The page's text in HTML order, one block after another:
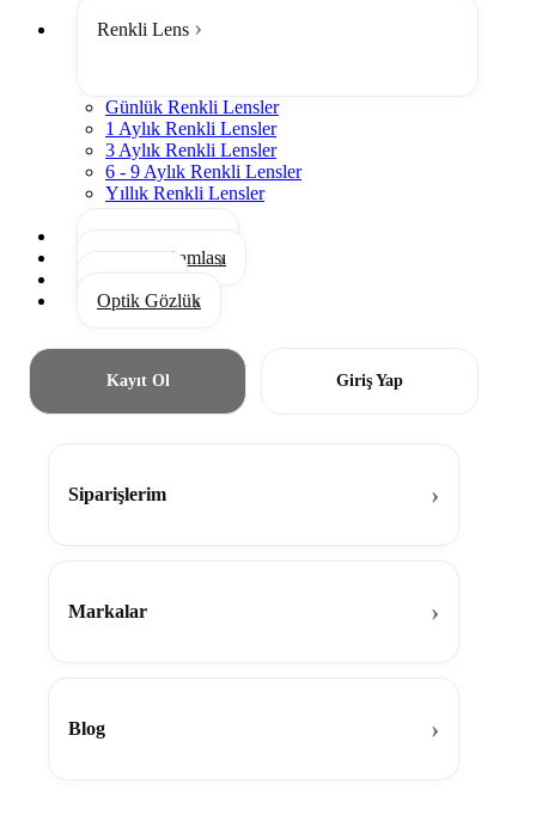
Renkli Lens
Günlük Renkli Lensler
1 Aylık Renkli Lensler
3 Aylık Renkli Lensler
6 - 9 Aylık Renkli Lensler
Yıllık Renkli Lensler
Gözyaşı Damlası
Optik Gözlük
Kayıt Ol Giriş Yap
Siparişlerim
Markalar
Blog